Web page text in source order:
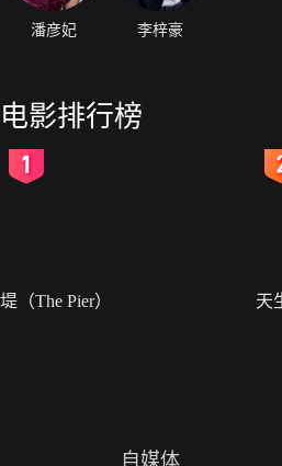
潘彦妃 李梓豪
电影排行榜
堤（The Pier） 天
自媒体